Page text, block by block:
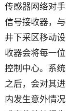
传感器网络对
信号接收器，
井下采区移动
收器会将每一
控制中心。系
之后，会对其
内发生意外情